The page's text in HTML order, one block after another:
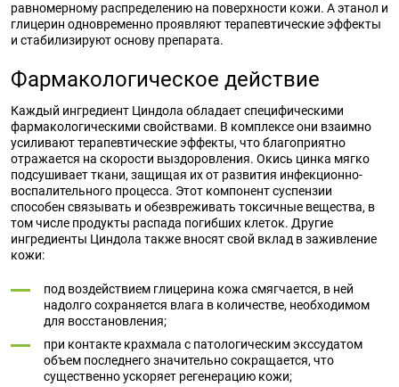
равномерному распределению на поверхности кожи. А этанол и
глицерин одновременно проявляют терапевтические эффекты
и стабилизируют основу препарата.
Фармакологическое действие
Каждый ингредиент Циндола обладает специфическими
фармакологическими свойствами. В комплексе они взаимно
усиливают терапевтические эффекты, что благоприятно
отражается на скорости выздоровления. Окись цинка мягко
подсушивает ткани, защищая их от развития инфекционно-
воспалительного процесса. Этот компонент суспензии
способен связывать и обезвреживать токсичные вещества, в
том числе продукты распада погибших клеток. Другие
ингредиенты Циндола также вносят свой вклад в заживление
кожи:
под воздействием глицерина кожа смягчается, в ней
надолго сохраняется влага в количестве, необходимом
для восстановления;
при контакте крахмала с патологическим экссудатом
объем последнего значительно сокращается, что
существенно ускоряет регенерацию кожи;